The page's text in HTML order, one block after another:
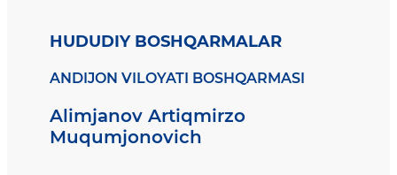
HUDUDIY BOSHQARMALAR
ANDIJON VILOYATI BOSHQARMASI
Alimjanov Artiqmirzo
Muqumjonovich